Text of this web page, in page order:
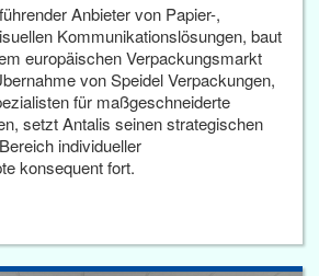
Anbieter von Papier-,
Kommunikationslösungen, baut
europäischen Verpackungsmarkt
von Speidel Verpackungen,
für maßgeschneiderte
setzt Antalis seinen strategischen
individueller
konsequent fort.